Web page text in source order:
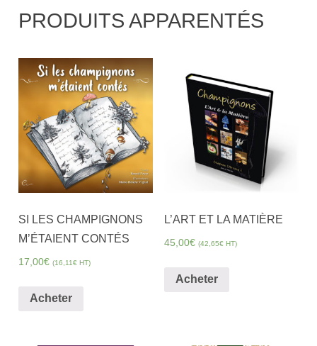
PRODUITS APPARENTÉS
SI LES CHAMPIGNONS
M’ÉTAIENT CONTÉS
17,00€ (16,11€ HT)
Acheter
L’ART ET LA MATIÈRE
45,00€ (42,65€HT)
Acheter